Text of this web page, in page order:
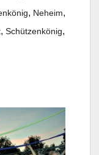
, Neheim,
, Schützenkönig,